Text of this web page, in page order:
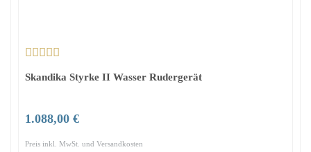
Skandika Styrke II Wasser Rudergerät
1.088,00 €
Preis inkl. MwSt. und Versandkosten